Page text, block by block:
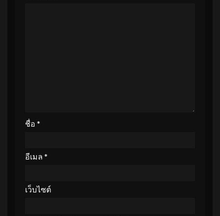
ชื่อ *
อีเมล *
เว็บไซต์